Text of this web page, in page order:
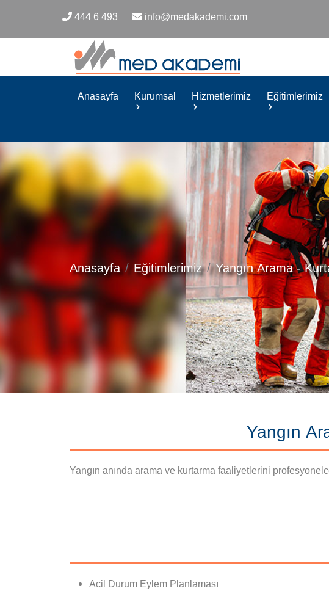
444 6 493 info@medakademi.com
Anasayfa Kurumsal Hizmetlerimiz Eğitimlerimiz
Anasayfa Eğitimlerimiz Yangın Arama -
Yangın
Yangın anında arama ve kurtarma faaliyetlerini
Acil Durum Eylem Planlaması